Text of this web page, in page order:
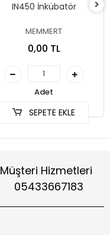
IN450 İnkübatör
MEMMERT
0,00 TL
Adet
SEPETE EKLE
Müşteri Hizmetleri
05433667183